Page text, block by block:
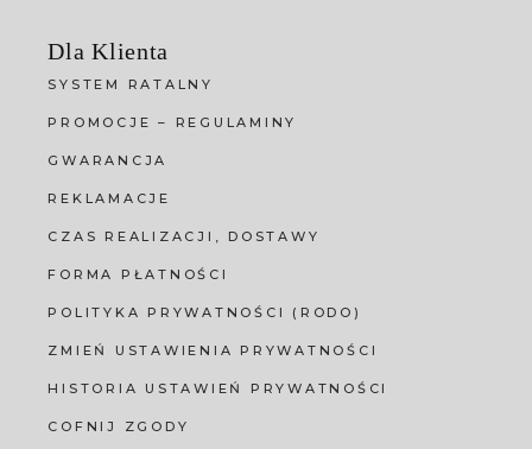
Dla Klienta
SYSTEM RATALNY
PROMOCJE – REGULAMINY
GWARANCJA
REKLAMACJE
CZAS REALIZACJI, DOSTAWY
FORMA PŁATNOŚCI
POLITYKA PRYWATNOŚCI (RODO)
ZMIEŃ USTAWIENIA PRYWATNOŚCI
HISTORIA USTAWIEŃ PRYWATNOŚCI
COFNIJ ZGODY